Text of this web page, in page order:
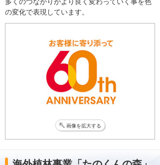
の変化で表現しています。
画像を拡大する